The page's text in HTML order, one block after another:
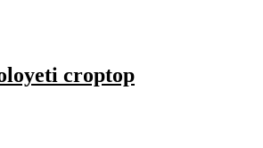
croptop